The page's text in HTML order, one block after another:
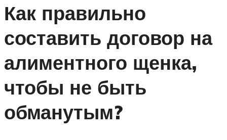
Как правильно
составить договор на
алиментного щенка,
чтобы не быть
обманутым?